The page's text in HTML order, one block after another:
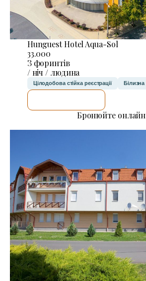
Hunguest Hotel Aqua-Sol
33.000
З форинтів
/ ніч / людина
Цілодобова стійка реєстрації Білизна
Бронюйте онлайн